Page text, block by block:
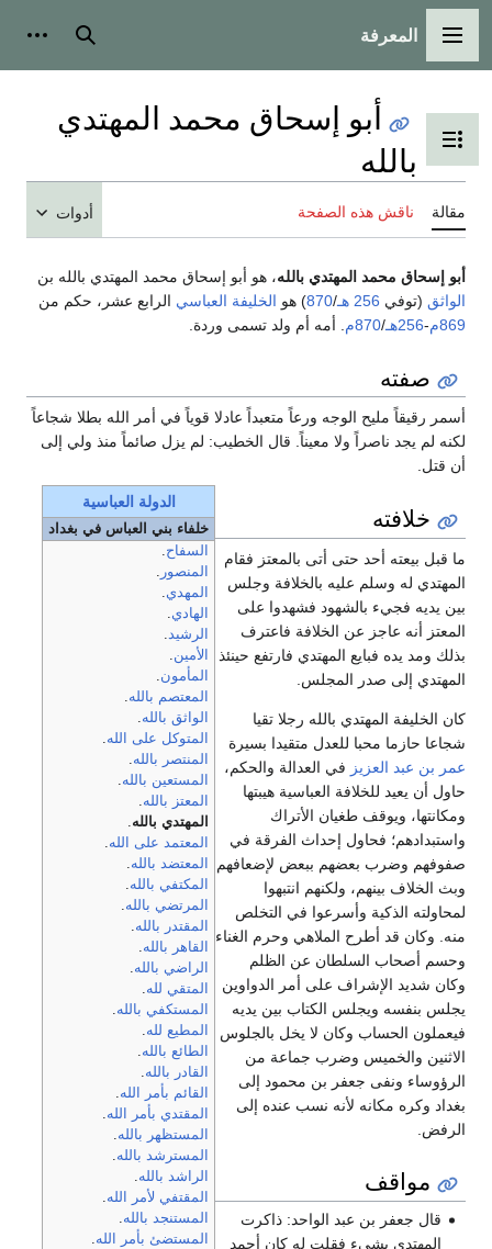
القائمة الرئيسية
المعرفة بحث
تبديل عرض جدول المحتويات
أبو إسحاق محمد المهتدي
بالله
مقالة ناقش هذه الصفحة أدوات
أبو إسحاق محمد المهتدي بالله، هو أبو إسحاق محمد المهتدي بالله بن
الواثق (توفي 256 هـ /
870) هو الخليفة العباسي الرابع عشر، حكم من
869م
-256هـ /870م . أمه أم ولد تسمى وردة.
صفته
أسمر رقيقاً مليح الوجه ورعاً متعبداً عادلا قوياً في أمر الله بطلا شجاعاً
لكنه لم يجد ناصراً ولا معيناً. قال الخطيب: لم يزل صائماً منذ ولي إلى
أن قتل.
الدولة العباسية
خلفاء بني العباس في بغداد
السفاح.
المنصور .
المهدي.
الهادي.
الرشيد.
الأمين.
المأمون.
المعتصم بالله.
الواثق بالله.
المتوكل على الله.
المنتصر بالله.
المستعين بالله.
المعتز بالله.
المهتدي بالله.
المعتمد على الله.
المعتضد بالله.
المكتفي بالله.
المرتضي بالله.
المقتدر بالله.
القاهر بالله.
الراضي بالله.
المتقي لله.
المستكفي بالله.
المطيع لله.
الطائع بالله.
القادر بالله.
القائم بأمر الله.
المقتدي بأمر الله.
المستظهر بالله.
المسترشد بالله.
الراشد بالله.
المقتفي لأمر الله.
المستنجد بالله.
المستضئ بأمر الله.
خلافته
ما قبل بيعته أحد حتى أتى بالمعتز فقام
المهتدي له وسلم عليه بالخلافة وجلس
بين يديه فجيء بالشهود فشهدوا على
المعتز أنه عاجز عن الخلافة فاعترف
بذلك ومد يده فبايع المهتدي فارتفع حينئذ
المهتدي إلى صدر المجلس.
كان الخليفة المهتدي بالله رجلا تقيا
شجاعا حازما محبا للعدل متقيدا بسيرة
عمر بن عبد العزيز في العدالة والحكم،
حاول أن يعيد للخلافة العباسية هيبتها
ومكانتها، ويوقف طغيان الأتراك
واستبدادهم؛ فحاول إحداث الفرقة في
صفوفهم وضرب بعضهم ببعض لإضعافهم
وبث الخلاف بينهم، ولكنهم انتبهوا
لمحاولته الذكية وأسرعوا في التخلص
منه. وكان قد أطرح الملاهي وحرم الغناء
وحسم أصحاب السلطان عن الظلم
وكان شديد الإشراف على أمر الدواوين
يجلس بنفسه ويجلس الكتاب بين يديه
فيعملون الحساب وكان لا يخل بالجلوس
الاثنين والخميس وضرب جماعة من
الرؤوساء ونفى جعفر بن محمود إلى
بغداد وكره مكانه لأنه نسب عنده إلى
الرفض.
مواقف
قال جعفر بن عبد الواحد: ذاكرت
المهتدي بشيء فقلت له كان أحمد